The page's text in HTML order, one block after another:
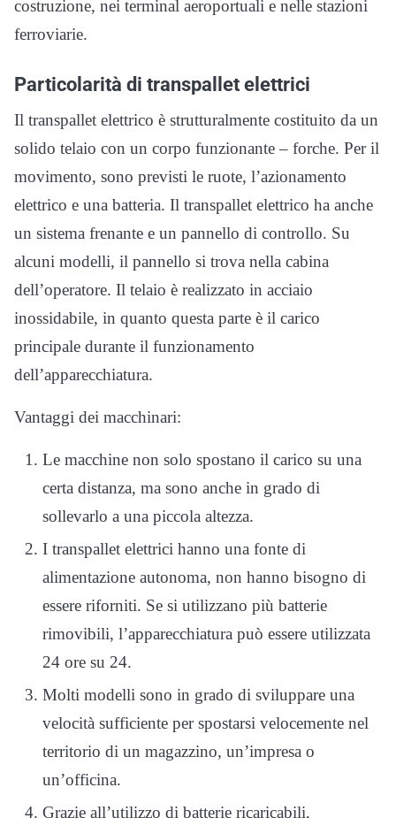
costruzione, nei terminal aeroportuali e nelle stazioni
ferroviarie.
Particolarità di transpallet elettrici
Il transpallet elettrico è strutturalmente costituito da un
solido telaio con un corpo funzionante – forche. Per il
movimento, sono previsti le ruote, l’azionamento
elettrico e una batteria. Il transpallet elettrico ha anche
un sistema frenante e un pannello di controllo. Su
alcuni modelli, il pannello si trova nella cabina
dell’operatore. Il telaio è realizzato in acciaio
inossidabile, in quanto questa parte è il carico
principale durante il funzionamento
dell’apparecchiatura.
Vantaggi dei macchinari:
Le macchine non solo spostano il carico su una
certa distanza, ma sono anche in grado di
sollevarlo a una piccola altezza.
I transpallet elettrici hanno una fonte di
alimentazione autonoma, non hanno bisogno di
essere riforniti. Se si utilizzano più batterie
rimovibili, l’apparecchiatura può essere utilizzata
24 ore su 24.
Molti modelli sono in grado di sviluppare una
velocità sufficiente per spostarsi velocemente nel
territorio di un magazzino, un’impresa o
un’officina.
Grazie all’utilizzo di batterie ricaricabili,